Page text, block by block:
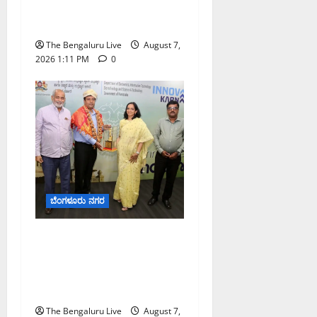
The Bengaluru Live
August 7,
2026 1:11 PM
0
ಬೆಂಗಳೂರು ನಗರ
The Bengaluru Live August 7,